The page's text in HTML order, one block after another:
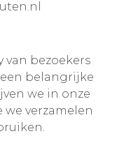
van bezoekers
belangrijke
we in onze
verzamelen